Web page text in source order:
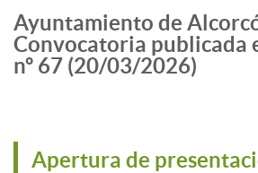
Ayuntamiento de
Convocatoria publicada
nº 67 (20/03/2026)
Apertura de